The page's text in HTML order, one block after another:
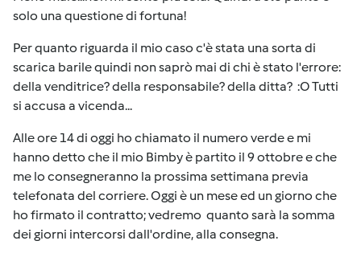
solo una questione di fortuna!
Per quanto riguarda il mio caso c'è stata una sorta di
scarica barile quindi non saprò mai di chi è stato l'errore:
della venditrice? della responsabile? della ditta? :O Tutti
si accusa a vicenda...
Alle ore 14 di oggi ho chiamato il numero verde e mi
hanno detto che il mio Bimby è partito il 9 ottobre e che
me lo consegneranno la prossima settimana previa
telefonata del corriere. Oggi è un mese ed un giorno che
ho firmato il contratto; vedremo quanto sarà la somma
dei giorni intercorsi dall'ordine, alla consegna.